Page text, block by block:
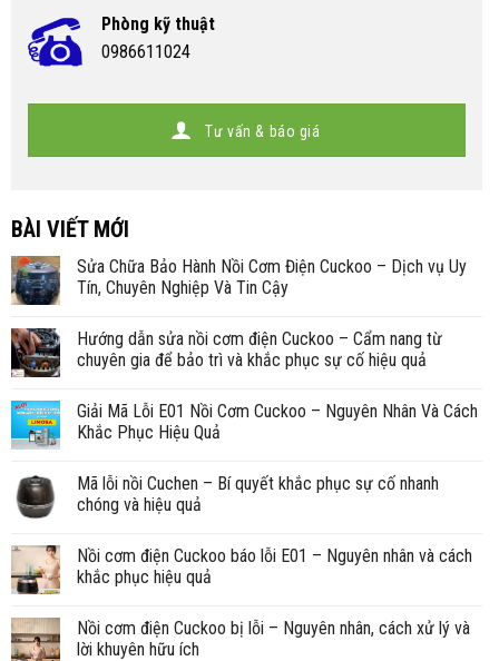
Phòng kỹ thuật
0986611024
Tư vấn & báo giá
BÀI VIẾT MỚI
Sửa Chữa Bảo Hành Nồi Cơm Điện Cuckoo – Dịch vụ Uy
Tín, Chuyên Nghiệp Và Tin Cậy
Hướng dẫn sửa nồi cơm điện Cuckoo – Cẩm nang từ
chuyên gia để bảo trì và khắc phục sự cố hiệu quả
Giải Mã Lỗi E01 Nồi Cơm Cuckoo – Nguyên Nhân Và Cách
Khắc Phục Hiệu Quả
Mã lỗi nồi Cuchen – Bí quyết khắc phục sự cố nhanh
chóng và hiệu quả
Nồi cơm điện Cuckoo báo lỗi E01 – Nguyên nhân và cách
khắc phục hiệu quả
Nồi cơm điện Cuckoo bị lỗi – Nguyên nhân, cách xử lý và
lời khuyên hữu ích